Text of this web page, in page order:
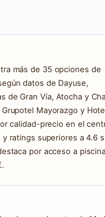
más de 35 opciones de
datos de Dayuse,
de Gran Vía, Atocha y
Mayorazgo y
calidad-precio en el
ratings superiores a 4.6
por acceso a